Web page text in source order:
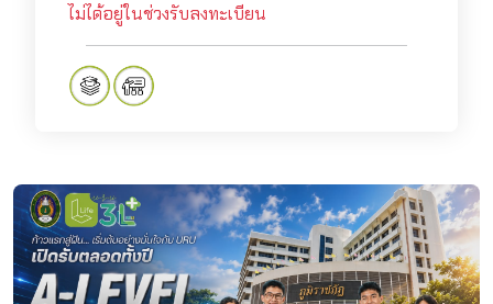
ไม่ได้อยู่ในช่วงรับลงทะเบียน